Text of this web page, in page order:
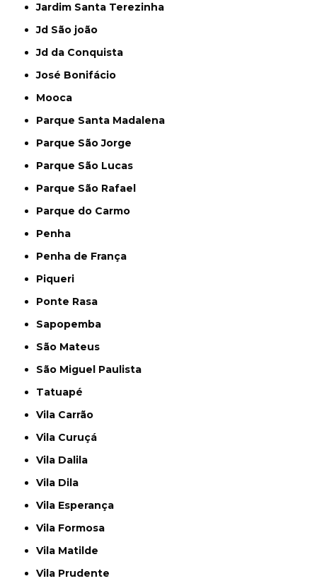
Jardim Santa Terezinha
Jd São joão
Jd da Conquista
José Bonifácio
Mooca
Parque Santa Madalena
Parque São Jorge
Parque São Lucas
Parque São Rafael
Parque do Carmo
Penha
Penha de França
Piqueri
Ponte Rasa
Sapopemba
São Mateus
São Miguel Paulista
Tatuapé
Vila Carrão
Vila Curuçá
Vila Dalila
Vila Dila
Vila Esperança
Vila Formosa
Vila Matilde
Vila Prudente